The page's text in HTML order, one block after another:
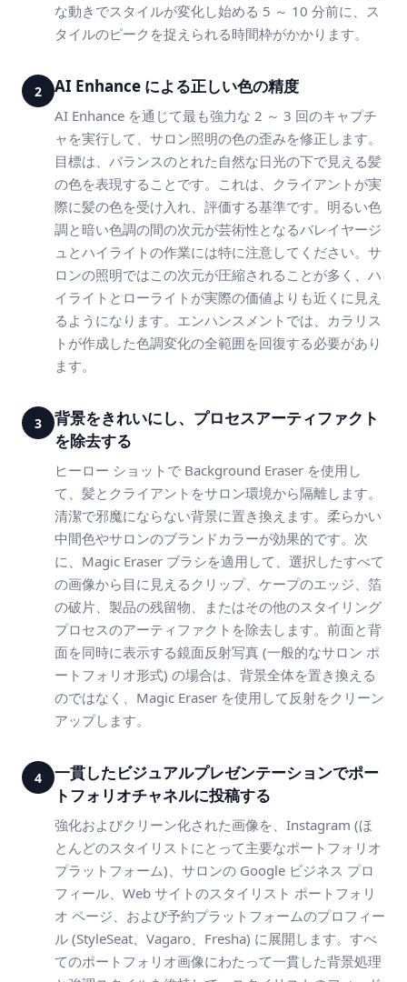
な動きでスタイルが変化し始める 5 ～ 10 分前に、ス
タイルのピークを捉えられる時間枠がかかります。
2 AI Enhance による正しい色の精度
AI Enhance を通じて最も強力な 2 ～ 3 回のキャプチ
ャを実行して、サロン照明の色の歪みを修正します。
目標は、バランスのとれた自然な日光の下で見える髪
の色を表現することです。これは、クライアントが実
際に髪の色を受け入れ、評価する基準です。明るい色
調と暗い色調の間の次元が芸術性となるバレイヤージ
ュとハイライトの作業には特に注意してください。サ
ロンの照明ではこの次元が圧縮されることが多く、ハ
イライトとローライトが実際の価値よりも近くに見え
るようになります。エンハンスメントでは、カラリス
トが作成した色調変化の全範囲を回復する必要があり
ます。
3
背景をきれいにし、プロセスアーティファクト
を除去する
ヒーロー ショットで Background Eraser を使用し
て、髪とクライアントをサロン環境から隔離します。
清潔で邪魔にならない背景に置き換えます。柔らかい
中間色やサロンのブランドカラーが効果的です。次
に、Magic Eraser ブラシを適用して、選択したすべて
の画像から目に見えるクリップ、ケープのエッジ、箔
の破片、製品の残留物、またはその他のスタイリング
プロセスのアーティファクトを除去します。前面と背
面を同時に表示する鏡面反射写真 (一般的なサロン ポ
ートフォリオ形式) の場合は、背景全体を置き換える
のではなく、Magic Eraser を使用して反射をクリーン
アップします。
4
一貫したビジュアルプレゼンテーションでポー
トフォリオチャネルに投稿する
強化およびクリーン化された画像を、Instagram (ほ
とんどのスタイリストにとって主要なポートフォリオ
プラットフォーム)、サロンの Google ビジネス プロ
フィール、Web サイトのスタイリスト ポートフォリ
オ ページ、および予約プラットフォームのプロフィー
ル (StyleSeat、Vagaro、Fresha) に展開します。すべ
てのポートフォリオ画像にわたって一貫した背景処理